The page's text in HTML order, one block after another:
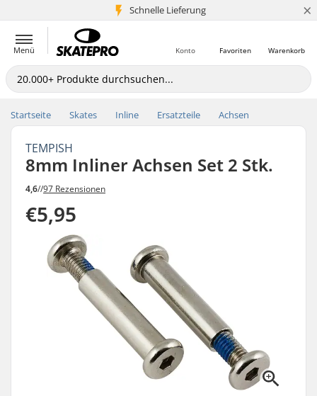
Schnelle Lieferung
5+ Mio. Kunden ×
Menü Warenkorb
Favoriten
Konto
Startseite Skates Inline Ersatzteile Achsen
TEMPISH
8mm Inliner Achsen Set 2 Stk.
4,6//97 Rezensionen
€5,95